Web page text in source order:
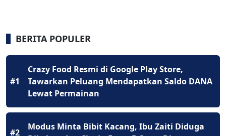
BERITA POPULER
#1
Crazy Food Resmi di Google Play Store,
Tawarkan Peluang Mendapatkan Saldo DANA
Lewat Permainan
#2
Modus Minta Bibit Kacang, Ibu Zaiti Diduga